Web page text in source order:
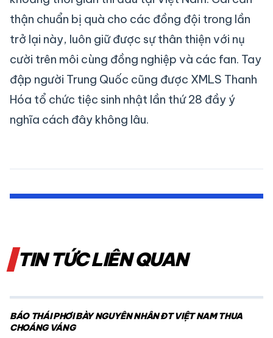
thận chuẩn bị quà cho các đồng đội trong lần
trở lại này, luôn giữ được sự thân thiện với nụ
cười trên môi cùng đồng nghiệp và các fan. Tay
đập người Trung Quốc cũng được XMLS Thanh
Hóa tổ chức tiệc sinh nhật lần thứ 28 đầy ý
nghĩa cách đây không lâu.
TIN TỨC LIÊN QUAN
BÁO THÁI PHƠI BÀY NGUYÊN NHÂN ĐT VIỆT NAM THUA
CHOÁNG VÁNG